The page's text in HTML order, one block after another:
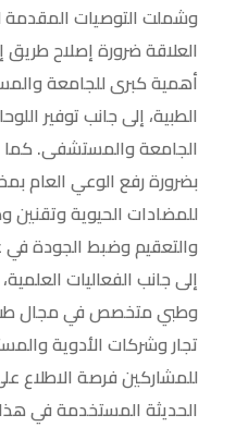
وشملت التوصيات المقدمة
العلاقة ضرورة إصلاح
أهمية كبرى للجامعة
الطبية، إلى جانب توفير
الجامعة والمستشفى. كما
بضرورة رفع الوعي العام
للمضادات الحيوية وتقنين
والتعقيم وضبط الجودة في
إلى جانب الفعاليات
وطبي متخصص في مجال طب
تجار وشركات الأدوية
للمشاركين فرصة الاطلاع
الحديثة المستخدمة في